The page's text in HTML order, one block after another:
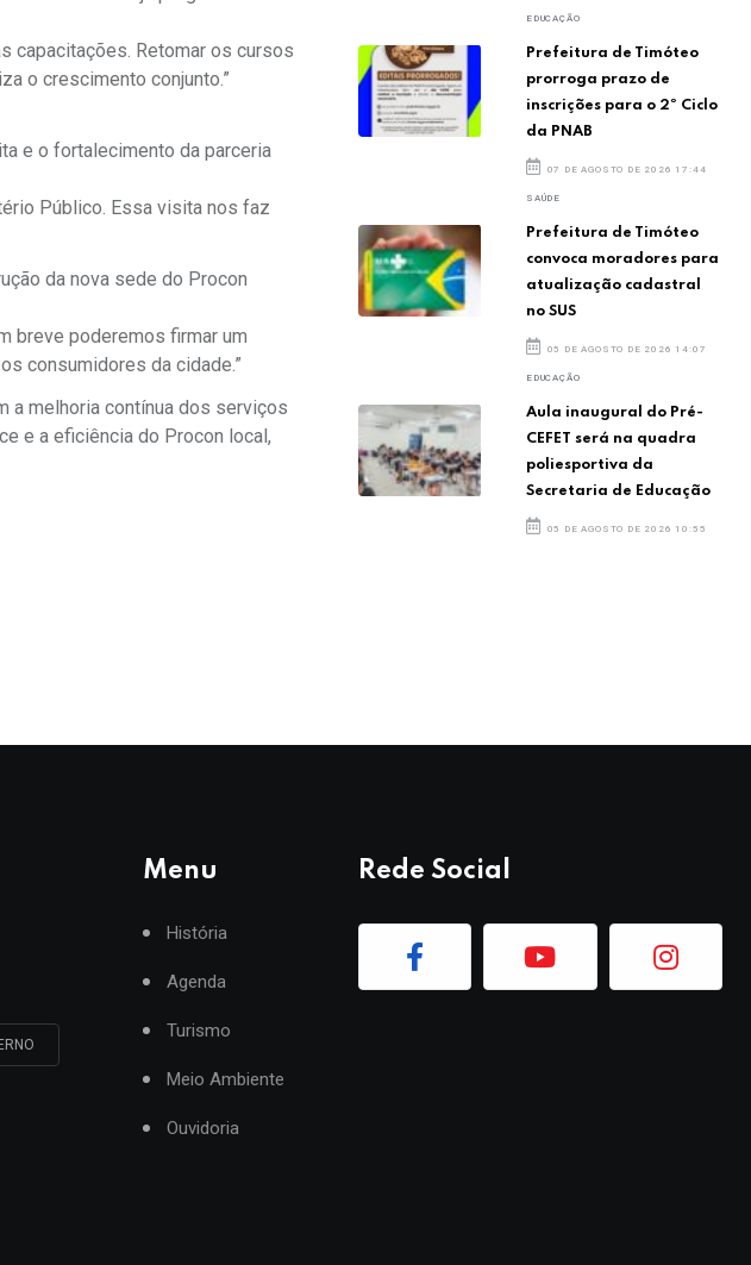
capacitações. Retomar os cursos
o crescimento conjunto.”
e o fortalecimento da parceria
Público. Essa visita nos faz
da nova sede do Procon
breve poderemos firmar um
consumidores da cidade.”
a melhoria contínua dos serviços
e a eficiência do Procon local,
EDUCAÇÃO
Prefeitura de Timóteo
prorroga prazo de
inscrições para o 2º Ciclo
da PNAB
07 DE AGOSTO DE 2026 17:44
SAÚDE
Prefeitura de Timóteo
convoca moradores para
atualização cadastral
no SUS
05 DE AGOSTO DE 2026 14:07
EDUCAÇÃO
Aula inaugural do Pré-
CEFET será na quadra
poliesportiva da
Secretaria de Educação
05 DE AGOSTO DE 2026 10:55
Menu
História
Agenda
Turismo
Meio Ambiente
Ouvidoria
Rede Social